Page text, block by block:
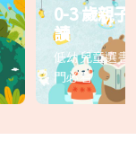
0-3 歲親子
讀
低幼兒童選書
門必看